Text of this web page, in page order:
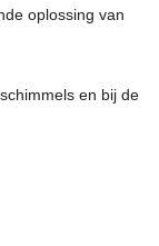
oplossing van
en bij de